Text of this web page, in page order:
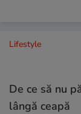
Lifestyle
De ce să nu
lângă ceapă